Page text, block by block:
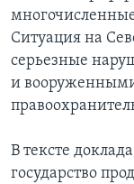
Ситуация на
серьезные
и
В тексте
государство